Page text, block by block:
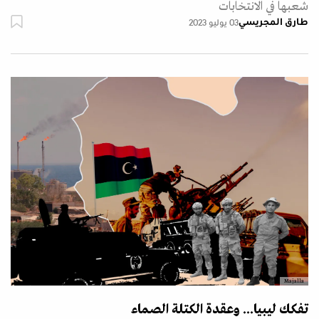
شعبها في الانتخابات
طارق المجريسي03 يوليو 2023
Majalla
تفكك ليبيا... وعقدة الكتلة الصماء